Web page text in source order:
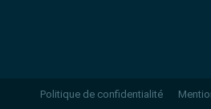
Politique de confidentialité